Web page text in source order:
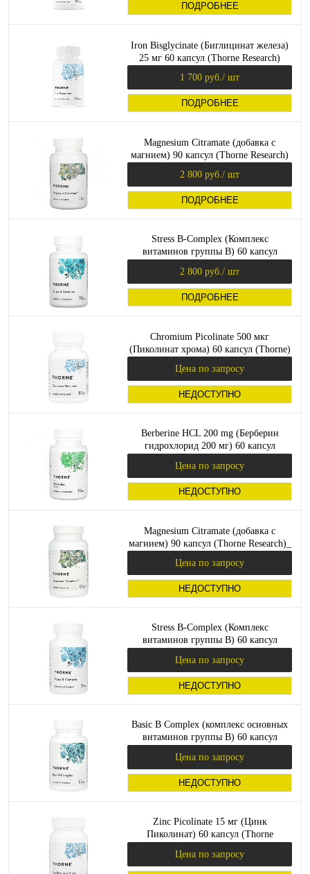
ПОДРОБНЕЕ
Iron Bisglycinate (Биглицинат железа)
25 мг 60 капсул (Thorne Research)
1 700 руб. / шт
ПОДРОБНЕЕ
Magnesium Citramate (добавка с
магнием) 90 капсул (Thorne Research)
2 800 руб. / шт
ПОДРОБНЕЕ
Stress B-Complex (Комплекс
витаминов группы B) 60 капсул
2 800 руб. / шт
ПОДРОБНЕЕ
Chromium Picolinate 500 мкг
(Пиколинат хрома) 60 капсул (Thorne)
Цена по запросу
НЕДОСТУПНО
Berberine HCL 200 mg (Берберин
гидрохлорид 200 мг) 60 капсул
Цена по запросу
НЕДОСТУПНО
Magnesium Citramate (добавка с
магнием) 90 капсул (Thorne Research)_
Цена по запросу
НЕДОСТУПНО
Stress B-Complex (Комплекс
витаминов группы B) 60 капсул
Цена по запросу
НЕДОСТУПНО
Basic B Complex (комплекс основных
витаминов группы B) 60 капсул
Цена по запросу
НЕДОСТУПНО
Zinc Picolinate 15 мг (Цинк
Пиколинат) 60 капсул (Thorne
Цена по запросу